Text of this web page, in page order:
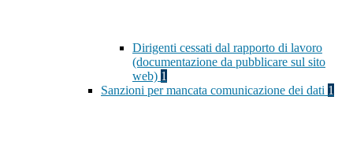
Dirigenti cessati dal rapporto di lavoro
(documentazione da pubblicare sul sito
web) 1
Sanzioni per mancata comunicazione dei dati 1